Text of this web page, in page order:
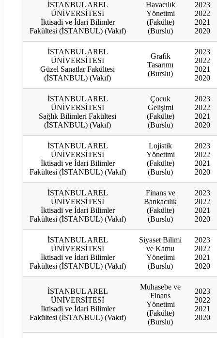
İSTANBUL AREL
ÜNİVERSİTESİ
İktisadi ve İdari Bilimler
Fakültesi (İSTANBUL) (Vakıf)
Havacılık
Yönetimi
(Fakülte)
(Burslu)
2023
2022
2021
2020
İSTANBUL AREL
ÜNİVERSİTESİ
Güzel Sanatlar Fakültesi
(İSTANBUL) (Vakıf)
Grafik
Tasarımı
(Burslu)
2023
2022
2021
2020
İSTANBUL AREL
ÜNİVERSİTESİ
Sağlık Bilimleri Fakültesi
(İSTANBUL) (Vakıf)
Çocuk
Gelişimi
(Fakülte)
(Burslu)
2023
2022
2021
2020
İSTANBUL AREL
ÜNİVERSİTESİ
İktisadi ve İdari Bilimler
Fakültesi (İSTANBUL) (Vakıf)
Lojistik
Yönetimi
(Fakülte)
(Burslu)
2023
2022
2021
2020
İSTANBUL AREL
ÜNİVERSİTESİ
İktisadi ve İdari Bilimler
Fakültesi (İSTANBUL) (Vakıf)
Finans ve
Bankacılık
(Fakülte)
(Burslu)
2023
2022
2021
2020
İSTANBUL AREL
ÜNİVERSİTESİ
İktisadi ve İdari Bilimler
Fakültesi (İSTANBUL) (Vakıf)
Siyaset Bilimi
ve Kamu
Yönetimi
(Burslu)
2023
2022
2021
2020
İSTANBUL AREL
ÜNİVERSİTESİ
İktisadi ve İdari Bilimler
Fakültesi (İSTANBUL) (Vakıf)
Muhasebe ve
Finans
Yönetimi
(Fakülte)
(Burslu)
2023
2022
2021
2020